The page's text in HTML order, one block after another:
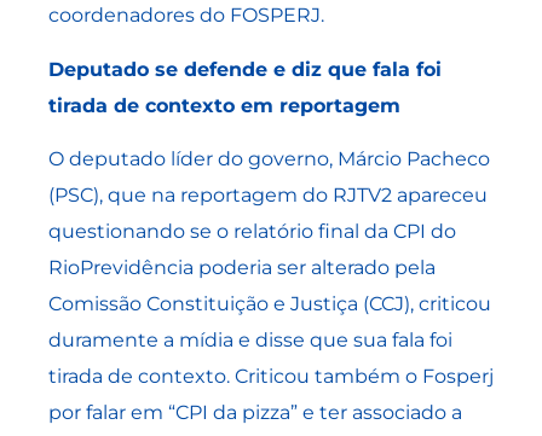
coordenadores do FOSPERJ.
Deputado se defende e diz que fala foi
tirada de contexto em reportagem
O deputado líder do governo, Márcio Pacheco
(PSC), que na reportagem do RJTV2 apareceu
questionando se o relatório final da CPI do
RioPrevidência poderia ser alterado pela
Comissão Constituição e Justiça (CCJ), criticou
duramente a mídia e disse que sua fala foi
tirada de contexto. Criticou também o Fosperj
por falar em “CPI da pizza” e ter associado a